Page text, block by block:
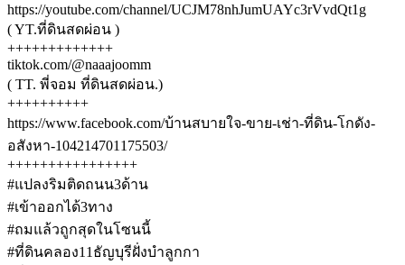
https://youtube.com/channel/UCJM78nhJumUAYc3rVvdQt1g
( YT.ที่ดินสดผ่อน )
+++++++++++++
tiktok.com/@naaajoomm
( TT. พี่จอม ที่ดินสดผ่อน.)
++++++++++
https://www.facebook.com/บ้านสบายใจ-ขาย-เช่า-ที่ดิน-โกดัง-
อสังหา-104214701175503/
++++++++++++++++
#แปลงริมติดถนน3ด้าน
#เข้าออกได้3ทาง
#ถมแล้วถูกสุดในโซนนี้
#ที่ดินคลอง11ธัญบุรีฝั่งบำลูกกา